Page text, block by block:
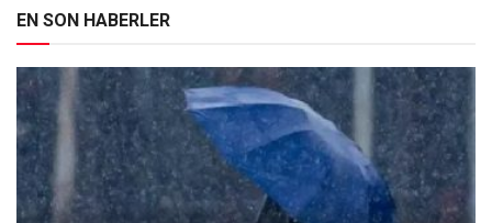
EN SON HABERLER